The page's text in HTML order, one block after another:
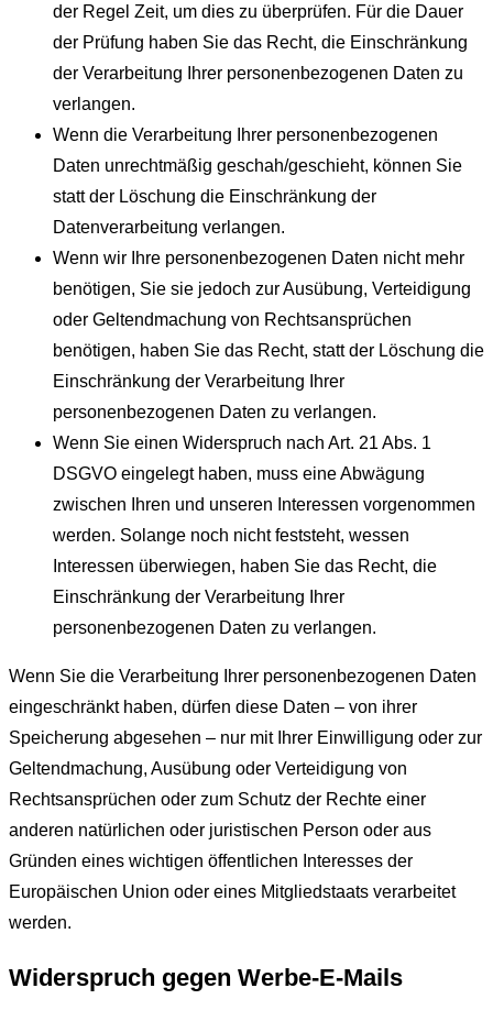
der Regel Zeit, um dies zu überprüfen. Für die Dauer
der Prüfung haben Sie das Recht, die Einschränkung
der Verarbeitung Ihrer personenbezogenen Daten zu
verlangen.
Wenn die Verarbeitung Ihrer personenbezogenen
Daten unrechtmäßig geschah/geschieht, können Sie
statt der Löschung die Einschränkung der
Datenverarbeitung verlangen.
Wenn wir Ihre personenbezogenen Daten nicht mehr
benötigen, Sie sie jedoch zur Ausübung, Verteidigung
oder Geltendmachung von Rechtsansprüchen
benötigen, haben Sie das Recht, statt der Löschung die
Einschränkung der Verarbeitung Ihrer
personenbezogenen Daten zu verlangen.
Wenn Sie einen Widerspruch nach Art. 21 Abs. 1
DSGVO eingelegt haben, muss eine Abwägung
zwischen Ihren und unseren Interessen vorgenommen
werden. Solange noch nicht feststeht, wessen
Interessen überwiegen, haben Sie das Recht, die
Einschränkung der Verarbeitung Ihrer
personenbezogenen Daten zu verlangen.
Wenn Sie die Verarbeitung Ihrer personenbezogenen Daten
eingeschränkt haben, dürfen diese Daten – von ihrer
Speicherung abgesehen – nur mit Ihrer Einwilligung oder zur
Geltendmachung, Ausübung oder Verteidigung von
Rechtsansprüchen oder zum Schutz der Rechte einer
anderen natürlichen oder juristischen Person oder aus
Gründen eines wichtigen öffentlichen Interesses der
Europäischen Union oder eines Mitgliedstaats verarbeitet
werden.
Widerspruch gegen Werbe-E-Mails